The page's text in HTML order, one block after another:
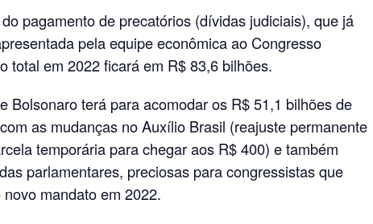
pagamento de precatórios (dívidas judiciais), que já
pela equipe econômica ao Congresso
total em 2022 ficará em R$ 83,6 bilhões.
Bolsonaro terá para acomodar os R$ 51,1 bilhões de
as mudanças no Auxílio Brasil (reajuste permanente
temporária para chegar aos R$ 400) e também
parlamentares, preciosas para congressistas que
mandato em 2022.